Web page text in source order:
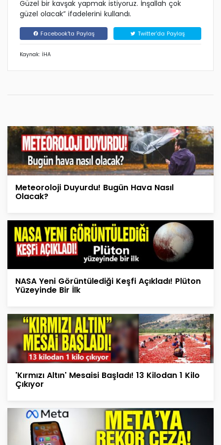
Güzel bir kavşak yapmak istiyoruz. İnşallah çok
güzel olacak” ifadelerini kullandı.
Facebook'ta Paylaş Twitter'da Paylaş
Kaynak: İHA
Meteoroloji Duyurdu! Bugün Hava Nasıl
Olacak?
NASA Yeni Görüntülediği Keşfi Açıkladı! Plüton
Yüzeyinde Bir İlk
'Kırmızı Altın' Mesaisi Başladı! 13 Kilodan 1 Kilo
Çıkıyor